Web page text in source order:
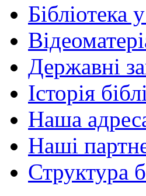
Бібліотека
Державні
Історія
Наша
Наші
Структура